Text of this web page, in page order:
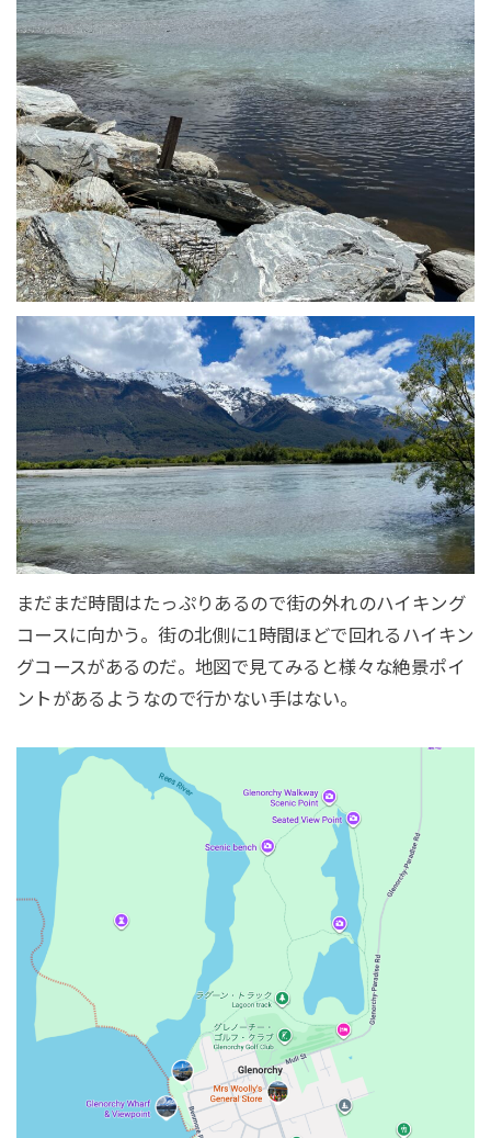
まだまだ時間はたっぷりあるので街の外れのハイキング
コースに向かう。街の北側に1時間ほどで回れるハイキン
グコースがあるのだ。地図で見てみると様々な絶景ポイ
ントがあるようなので行かない手はない。